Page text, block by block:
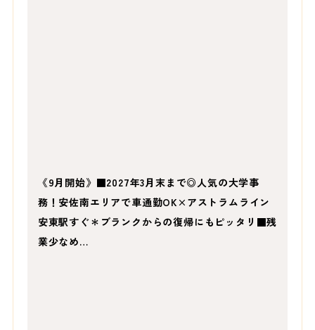
《9月開始》■2027年3月末まで◎人気の大学事
務！安佐南エリアで車通勤OK×アストラムライン
安東駅すぐ＊ブランクからの復帰にもピッタリ■残
業少なめ…